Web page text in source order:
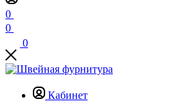
0
0
0
Кабинет